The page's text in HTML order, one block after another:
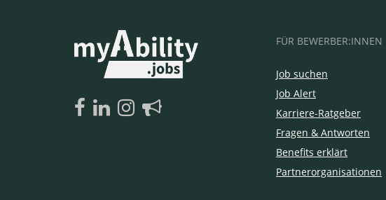
FÜR BEWERBER:INNEN
Job suchen
Job Alert
Karriere-Ratgeber
Fragen & Antworten
Benefits erklärt
Partnerorganisationen